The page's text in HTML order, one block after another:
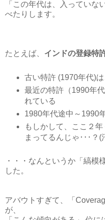
「この年代は、入ってい
べたりします。
たとえば、 インドの登録特
古い特許 (1970年代)
最近の特許（1990年
れている
1980年代途中～1990
もしかして、ここ２
まってるんじゃ･･･？(
・・・なんというか「縞模
した。
アバウトすぎて、「
が、